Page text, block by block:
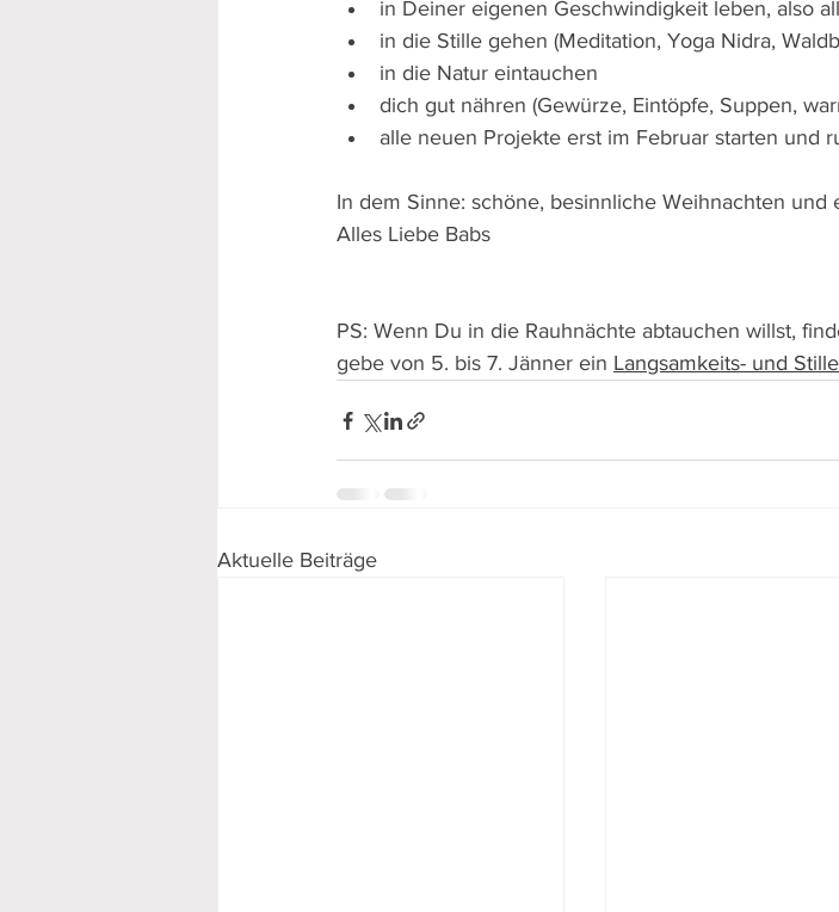
in Deiner eigenen Geschwindigkeit leben, also
in die Stille gehen (Meditation, Yoga Nidra,
in die Natur eintauchen
dich gut nähren (Gewürze, Eintöpfe, Suppen,
alle neuen Projekte erst im Februar starten und
In dem Sinne: schöne, besinnliche Weihnachten und
Alles Liebe Babs
PS: Wenn Du in die Rauhnächte abtauchen willst,
gebe von 5. bis 7. Jänner ein Langsamkeits- und
Aktuelle Beiträge